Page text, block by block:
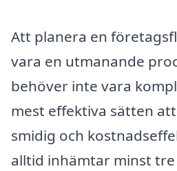
Att planera en
vara en utmanande
behöver inte vara
mest effektiva sätten
smidig och
alltid inhämtar minst tre